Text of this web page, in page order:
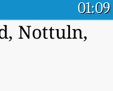
01:09
Nottuln,